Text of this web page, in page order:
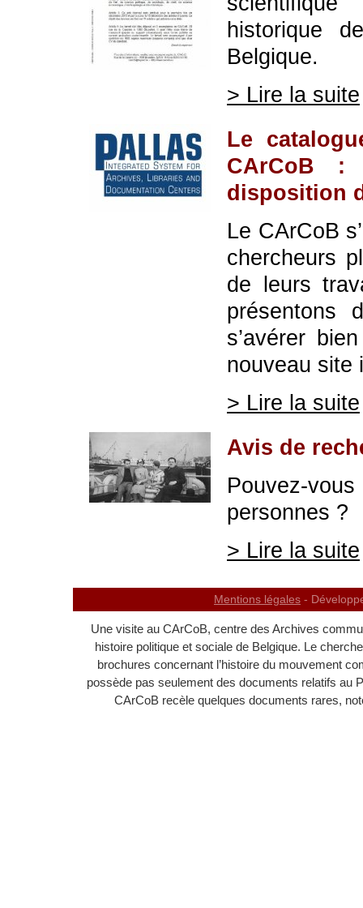
historique
Belgique.
> Lire la suite
Le
CArCoB
disposition
Le CArCoB
chercheurs
de leurs
présentons
s’avérer
nouveau site
> Lire la suite
Avis de
Pouvez-
personnes ?
> Lire la suite
Mentions légales -
Une visite au CArCoB, centre des Archives
histoire politique et sociale de Belgique. Le
brochures concernant l’histoire du mouvement
possède pas seulement des documents relatifs au
CArCoB recèle quelques documents rares,